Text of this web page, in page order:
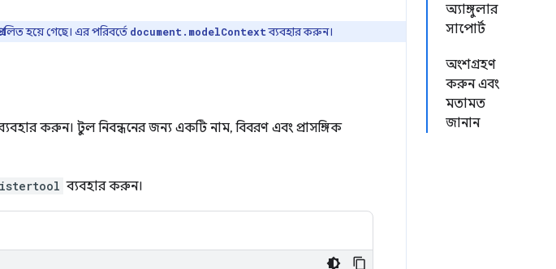
অ্যাঙ্গুলার
সাপোর্ট
অংশগ্রহণ
করুন এবং
মতামত
জানান
হয়ে গেছে। এর পরিবর্তে document.modelContextব্যবহার করুন।
করুন। টুল নিবন্ধনের জন্য একটি নাম, বিবরণ এবং প্রাসঙ্গিক
ব্যবহার করুন।